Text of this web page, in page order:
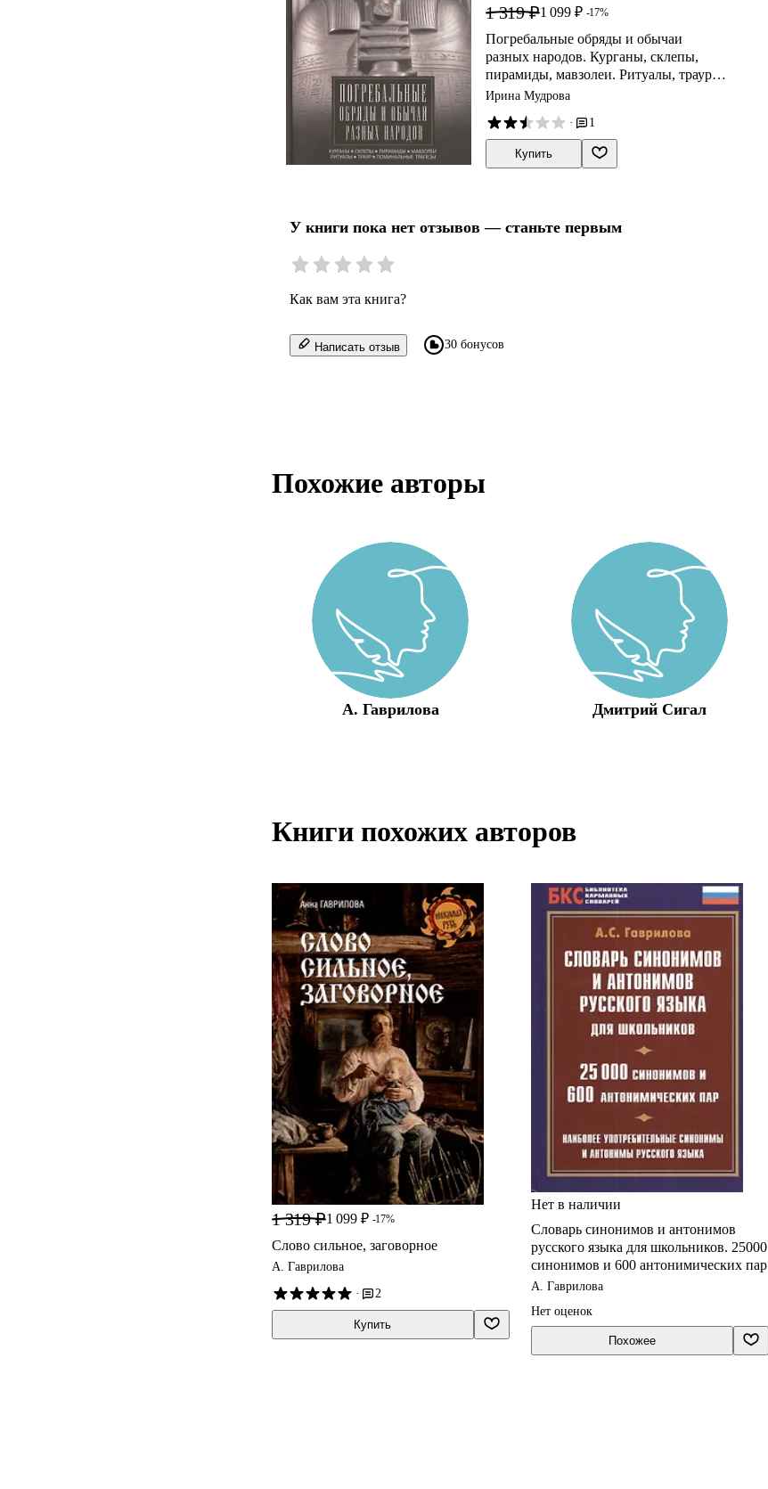
1 319 ₽1 099 ₽ -17%
Погребальные обряды и обычаи
разных народов. Курганы, склепы,
пирамиды, мавзолеи. Ритуалы, траур,
поминальные трапезы
Ирина Мудрова
·
1
Купить
У книги пока нет отзывов — станьте первым
Как вам эта книга?
Написать отзыв 30 бонусов
Похожие авторы
А. Гаврилова Дмитрий Сигал
Книги похожих авторов
1 319 ₽1 099 ₽ -17%
Слово сильное, заговорное
А. Гаврилова
·
2
Купить
Нет в наличии
Словарь синонимов и антонимов
русского языка для школьников. 25000
синонимов и 600 антонимических пар
А. Гаврилова
Нет оценок
Похожее